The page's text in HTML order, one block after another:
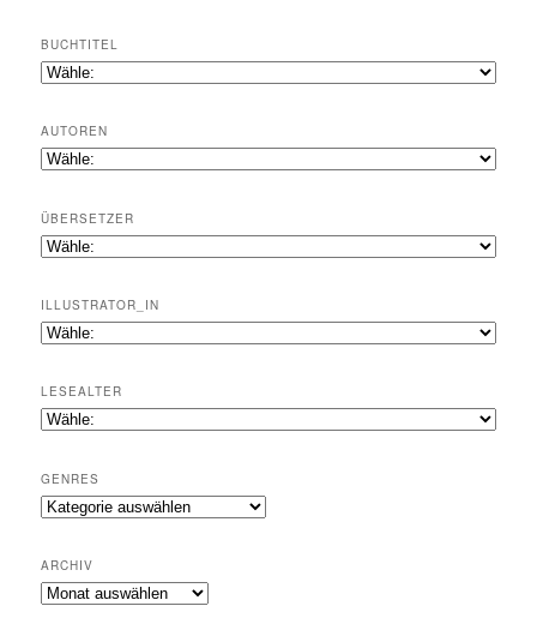
BUCHTITEL
AUTOREN
ÜBERSETZER
ILLUSTRATOR_IN
LESEALTER
GENRES
Genres
ARCHIV
Archiv